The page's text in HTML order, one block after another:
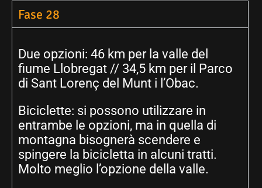
Fase 28
Due opzioni: 46 km per la valle del
fiume Llobregat // 34,5 km per il Parco
di Sant Lorenç del Munt i l’Obac.
Biciclette: si possono utilizzare in
entrambe le opzioni, ma in quella di
montagna bisognerà scendere e
spingere la bicicletta in alcuni tratti.
Molto meglio l’opzione della valle.